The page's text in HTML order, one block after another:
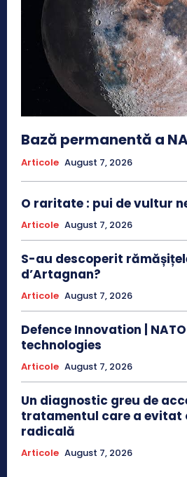
Bază permanentă a
Articole August 7, 2026
O raritate : pui de vultur
Articole August 7, 2026
S-au descoperit
d’Artagnan?
Articole August 7, 2026
Defence Innovation |
technologies
Articole August 7, 2026
Un diagnostic greu de
tratamentul care a evitat
radicală
Articole August 7, 2026